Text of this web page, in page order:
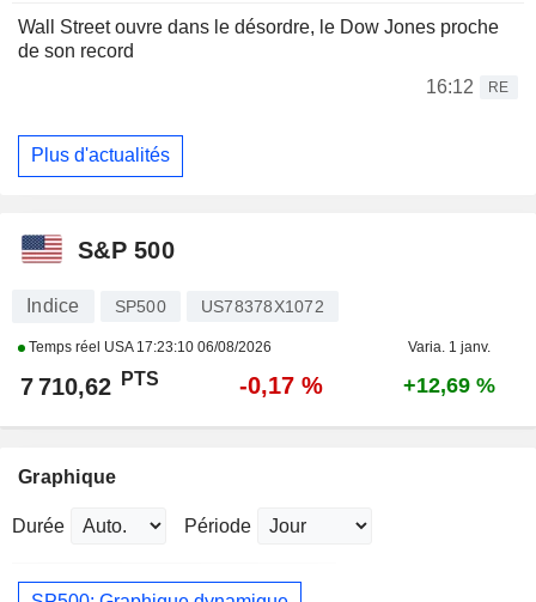
Wall Street ouvre dans le désordre, le Dow Jones proche
de son record
16:12
RE
Plus d'actualités
S&P 500
Indice SP500 US78378X1072
Temps réel USA 17:23:10 06/08/2026 Varia. 1 janv.
7 710,62 PTS -0,17 % +12,69 %
Graphique
Durée Période